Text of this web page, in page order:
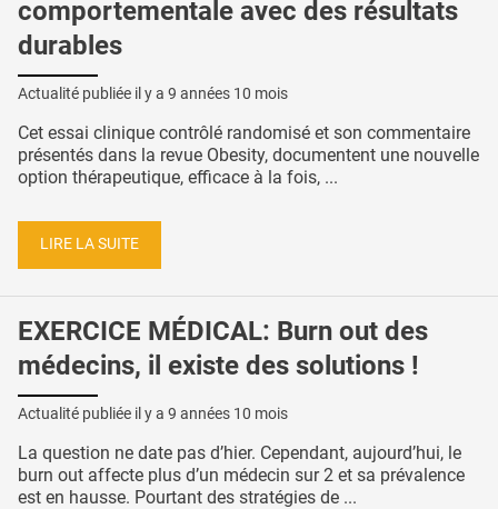
comportementale avec des résultats
durables
Actualité publiée il y a 9 années 10 mois
Cet essai clinique contrôlé randomisé et son commentaire
présentés dans la revue Obesity, documentent une nouvelle
option thérapeutique, efficace à la fois, ...
LIRE LA SUITE
EXERCICE MÉDICAL: Burn out des
médecins, il existe des solutions !
Actualité publiée il y a 9 années 10 mois
La question ne date pas d’hier. Cependant, aujourd’hui, le
burn out affecte plus d’un médecin sur 2 et sa prévalence
est en hausse. Pourtant des stratégies de ...